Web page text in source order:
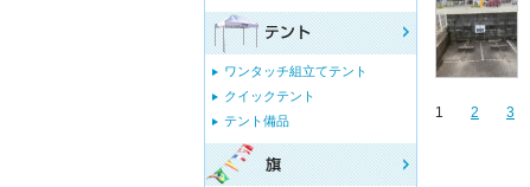
1 2 3
ワンタッチ組立てテント
クイックテント
テント備品